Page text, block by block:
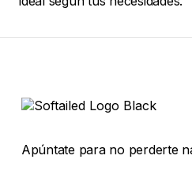
Apúntate para no perderte